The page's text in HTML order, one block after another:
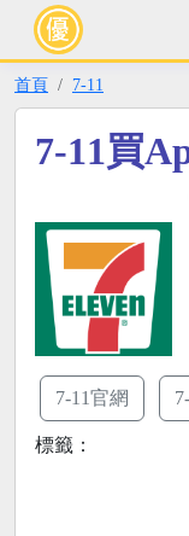
首頁 7-11
7-11買
7-11官網
標籤：